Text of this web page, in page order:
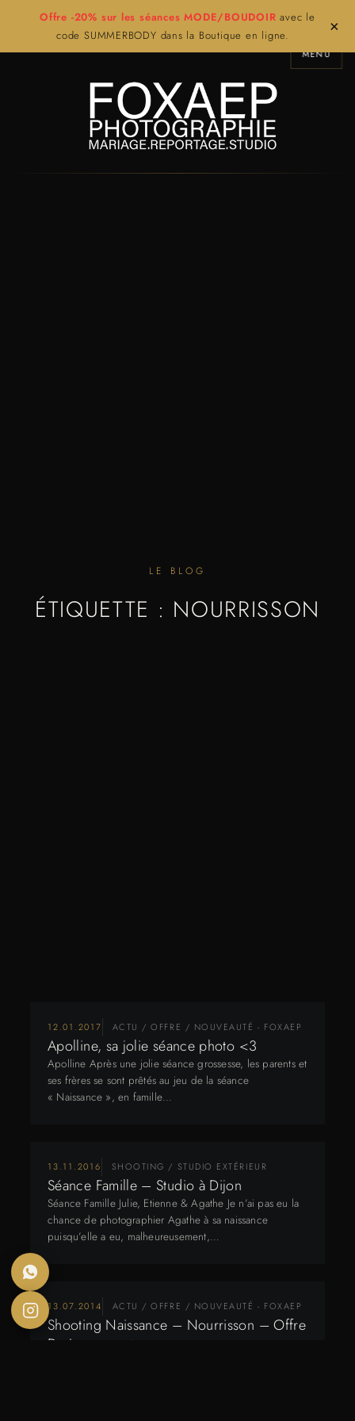
Offre -20% sur les séances MODE/BOUDOIR avec le
code SUMMERBODY dans la Boutique en ligne.
×
MENU
LE BLOG
ÉTIQUETTE : NOURRISSON
12.01.2017 ACTU / OFFRE / NOUVEAUTÉ - FOXAEP
Apolline, sa jolie séance photo <3
Apolline Après une jolie séance grossesse, les parents et
ses frères se sont prêtés au jeu de la séance
« Naissance », en famille…
13.11.2016 SHOOTING / STUDIO EXTÉRIEUR
Séance Famille – Studio à Dijon
Séance Famille Julie, Etienne & Agathe Je n’ai pas eu la
chance de photographier Agathe à sa naissance
puisqu’elle a eu, malheureusement,…
13.07.2014 ACTU / OFFRE / NOUVEAUTÉ - FOXAEP
Shooting Naissance – Nourrisson – Offre
De Lancement